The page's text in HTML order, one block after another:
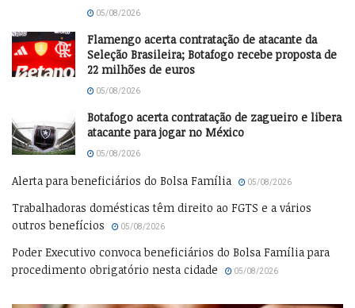
05/08/2026
Flamengo acerta contratação de atacante da
Seleção Brasileira; Botafogo recebe proposta de
22 milhões de euros
05/08/2026
Botafogo acerta contratação de zagueiro e libera
atacante para jogar no México
05/08/2026
Alerta para beneficiários do Bolsa Família 05/08/2026
Trabalhadoras domésticas têm direito ao FGTS e a vários
outros benefícios
05/08/2026
Poder Executivo convoca beneficiários do Bolsa Família para
procedimento obrigatório nesta cidade
05/08/2026